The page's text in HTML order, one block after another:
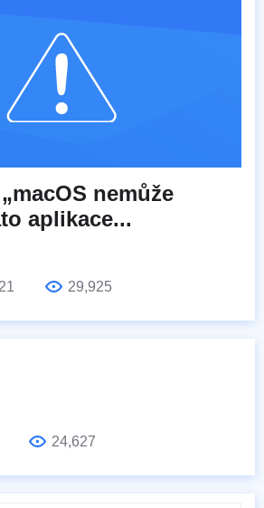
nemůže
aplikace...
29,925
24,627